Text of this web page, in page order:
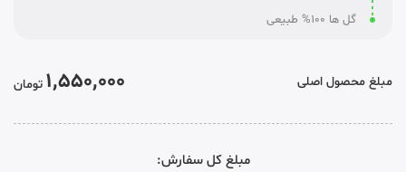
گل ها 100% طبیعی
مبلغ محصول اصلی 1,550,000 تومان
مبلغ کل سفارش: